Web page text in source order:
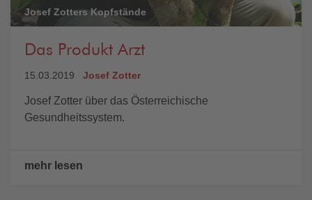
Josef Zotters Kopfstände
Das Produkt Arzt
15.03.2019 Josef Zotter
Josef Zotter über das Österreichische
Gesundheitssystem.
mehr lesen